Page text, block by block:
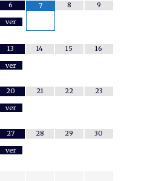
6
ver
7 8 9
13
ver
14 15 16
20
ver
21 22 23
27
ver
28 29 30